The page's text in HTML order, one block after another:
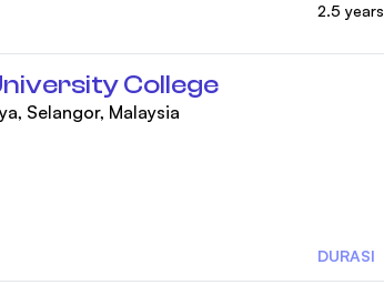
2.5 years
College
Selangor, Malaysia
DURASI